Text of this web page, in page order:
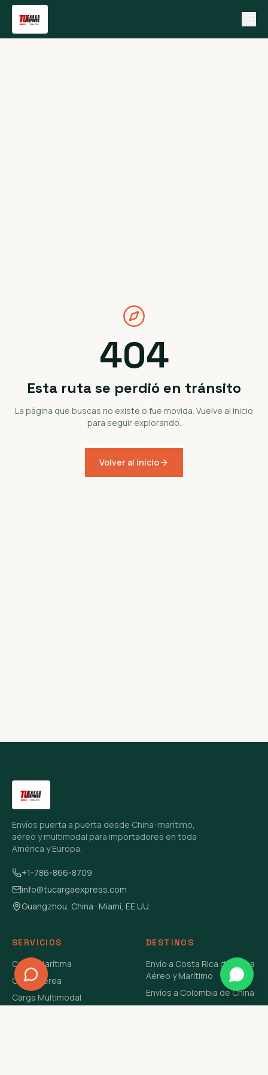
404
Esta ruta se perdió en tránsito
La página que buscas no existe o fue movida. Vuelve al inicio
para seguir explorando.
Volver al inicio
Envíos puerta a puerta desde China: marítimo,
aéreo y multimodal para importadores en toda
América y Europa.
+1-786-866-8709
info@tucargaexpress.com
Guangzhou, China · Miami, EE.UU.
SERVICIOS
Carga Marítima
Carga Aérea
Carga Multimodal
DESTINOS
Envío a Costa Rica de China
Aéreo y Marítimo
Envíos a Colombia de China